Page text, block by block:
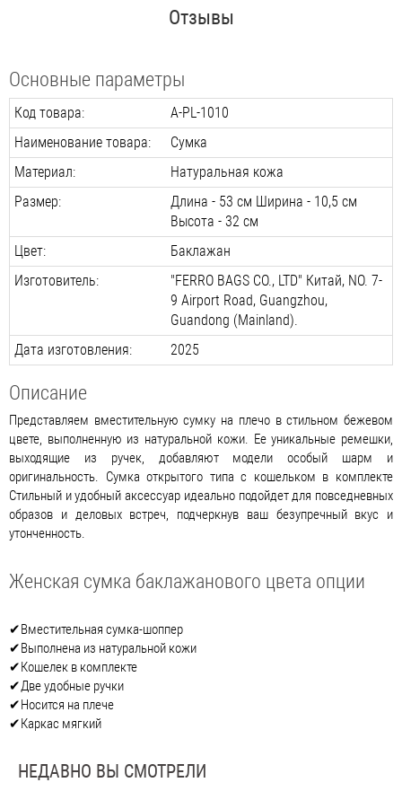
Отзывы
Основные параметры
Код товара:
A-PL-1010
Наименование товара:
Сумка
Материал:
Натуральная кожа
Размер:
Длина - 53 см Ширина - 10,5 см
Высота - 32 см
Цвет:
Баклажан
Изготовитель:
"FERRO BAGS CO., LTD" Китай, NO. 7-
9 Airport Road, Guangzhou,
Guandong (Mainland).
Дата изготовления:
2025
Описание
Представляем вместительную сумку на плечо в стильном бежевом
цвете, выполненную из натуральной кожи. Ее уникальные ремешки,
выходящие из ручек, добавляют модели особый шарм и
оригинальность. Сумка открытого типа с кошельком в комплекте
Стильный и удобный аксессуар идеально подойдет для повседневных
образов и деловых встреч, подчеркнув ваш безупречный вкус и
утонченность.
Женская сумка баклажанового цвета опции
✔Вместительная сумка-шоппер
✔Выполнена из натуральной кожи
✔Кошелек в комплекте
✔Две удобные ручки
✔Носится на плече
✔Каркас мягкий
НЕДАВНО ВЫ СМОТРЕЛИ